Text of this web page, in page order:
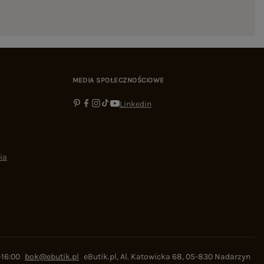
MEDIA SPOŁECZNOŚCIOWE
Linkedin
bok@ebutik.pl eButik.pl,Al. Katowicka 68,05-830 Nadarzyn